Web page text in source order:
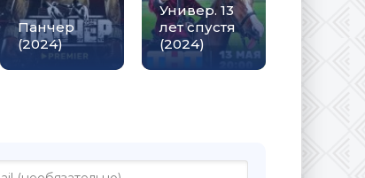
Панчер
(2024)
Универ. 13
лет спустя
(2024)